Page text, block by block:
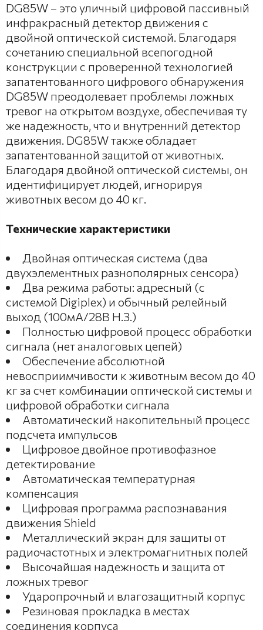
DG85W – это уличный цифровой пассивный
инфракрасный детектор движения с
двойной оптической системой. Благодаря
сочетанию специальной всепогодной
конструкции с проверенной технологией
запатентованного цифрового обнаружения
DG85W преодолевает проблемы ложных
тревог на открытом воздухе, обеспечивая ту
же надежность, что и внутренний детектор
движения. DG85W также обладает
запатентованной защитой от животных.
Благодаря двойной оптической системы, он
идентифицирует людей, игнорируя
животных весом до 40 кг.
Технические характеристики
Двойная оптическая система (два
двухэлементных разнополярных сенсора)
Два режима работы: адресный (с
системой Digiplex) и обычный релейный
выход (100мА/28В Н.З.)
Полностью цифровой процесс обработки
сигнала (нет аналоговых цепей)
Обеспечение абсолютной
невосприимчивости к животным весом до 40
кг за счет комбинации оптической системы и
цифровой обработки сигнала
Автоматический накопительный процесс
подсчета импульсов
Цифровое двойное противофазное
детектирование
Автоматическая температурная
компенсация
Цифровая программа распознавания
движения Shield
Металлический экран для защиты от
радиочастотных и электромагнитных полей
Высочайшая надежность и защита от
ложных тревог
Ударопрочный и влагозащитный корпус
Резиновая прокладка в местах
соединения корпуса